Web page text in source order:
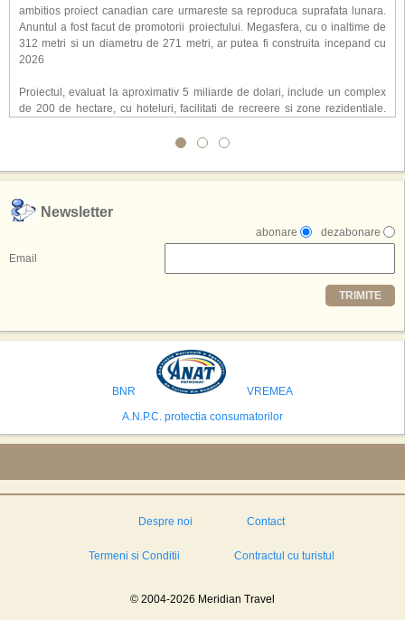
ambitios proiect canadian care urmareste sa reproduca suprafata lunara.
Anuntul a fost facut de promotorii proiectului. Megasfera, cu o inaltime de
312 metri si un diametru de 271 metri, ar putea fi construita incepand cu
2026
Proiectul, evaluat la aproximativ 5 miliarde de dolari, include un complex
de 200 de hectare, cu hoteluri, facilitati de recreere si zone rezidentiale.
atragerea a pana la 10 milioane de turisti anual. �Luna� ar putea deveni
exclusiv simularea suprafetei lunare.
,,Credem ca exista sanse mari sa anuntam nu doar o locatie, ci poate mai
multe'', a declarat Michael R. Henderson, cofondator al Moon World
Resorts, citat de Gulf News. Potrivit acestuia, 2026 ar putea deveni un an
decisiv pentru reali zarea proiectului.
Printre celelalte tari care concureaza pentru a gazdui aceasta constructie
se numara Australia, Brazilia, China, Egipt, India, Polonia, Thailanda,
avea cele mai mari sanse de a castiga licitatia. Totusi, Spania, care se
preconizeaza ca va deveni a doua cea mai vizitata tara din lume in 2025,
isi bazeaza oferta pe infrastructura turistica solida si capacitatea hoteliera."
Newsletter
dezabonare
abonare
Email
TRIMITE
BNR
VREMEA
A.N.P.C. protectia consumatorilor
Despre noi Contact
Termeni si Conditii Contractul cu turistul
© 2004-2026 Meridian Travel